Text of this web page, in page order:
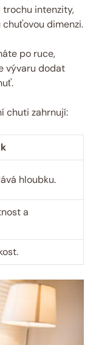
intenzity,
dimenzi.
po ruce,
vývaru dodat
chuti zahrnují:
hloubku.
a